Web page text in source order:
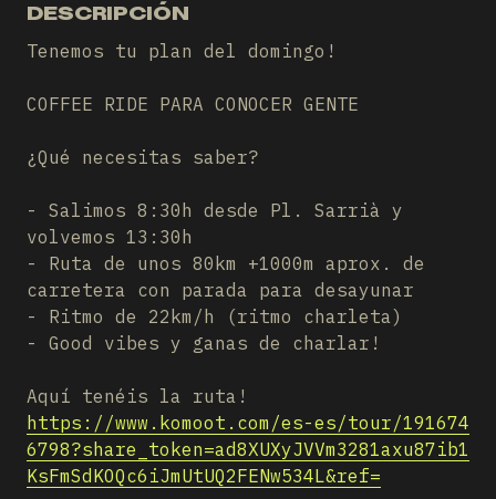
DESCRIPCIÓN
Tenemos tu plan del domingo!
COFFEE RIDE PARA CONOCER GENTE
¿Qué necesitas saber?
- Salimos 8:30h desde Pl. Sarrià y
volvemos 13:30h
- Ruta de unos 80km +1000m aprox. de
carretera con parada para desayunar
- Ritmo de 22km/h (ritmo charleta)
- Good vibes y ganas de charlar!
Aquí tenéis la ruta!
https://www.komoot.com/es-es/tour/191674
6798?share_token=ad8XUXyJVVm3281axu87ib1
KsFmSdKOQc6iJmUtUQ2FENw534L&ref=